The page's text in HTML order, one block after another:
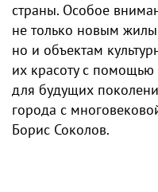
страны. Особое
не только новым
но и объектам
их красоту с помощью
для будущих
города с
Борис Соколов.